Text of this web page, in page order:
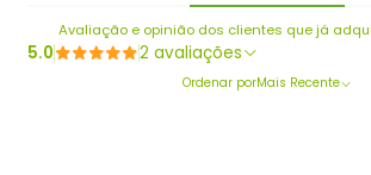
Avaliação e opinião dos clientes que já
5.0 2 avaliações
Ordenar porMais Recente